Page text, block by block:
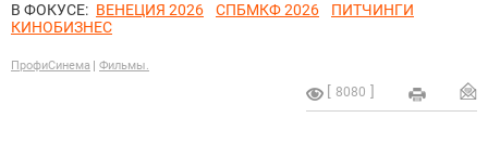
В ФОКУСЕ: ВЕНЕЦИЯ 2026 СПБМКФ 2026
ПИТЧИНГИ
КИНОБИЗНЕС
ПрофиСинема Фильмы.
8080